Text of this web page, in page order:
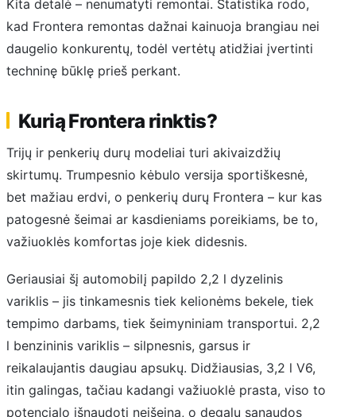
Kita detalė – nenumatyti remontai. Statistika rodo,
kad Frontera remontas dažnai kainuoja brangiau nei
daugelio konkurentų, todėl vertėtų atidžiai įvertinti
techninę būklę prieš perkant.
Kurią Frontera rinktis?
Trijų ir penkerių durų modeliai turi akivaizdžių
skirtumų. Trumpesnio kėbulo versija sportiškesnė,
bet mažiau erdvi, o penkerių durų Frontera – kur kas
patogesnė šeimai ar kasdieniams poreikiams, be to,
važiuoklės komfortas joje kiek didesnis.
Geriausiai šį automobilį papildo 2,2 l dyzelinis
variklis – jis tinkamesnis tiek kelionėms bekele, tiek
tempimo darbams, tiek šeimyniniam transportui. 2,2
l benzininis variklis – silpnesnis, garsus ir
reikalaujantis daugiau apsukų. Didžiausias, 3,2 l V6,
itin galingas, tačiau kadangi važiuoklė prasta, viso to
potencialo išnaudoti neišeina, o degalų sąnaudos